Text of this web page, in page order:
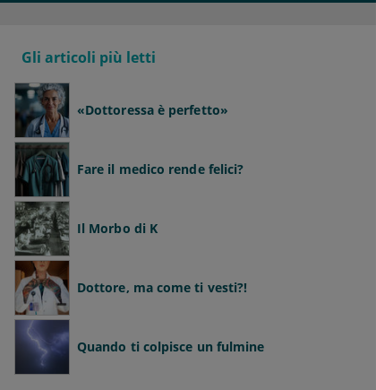
Gli articoli più letti
«Dottoressa è perfetto»
Fare il medico rende felici?
Il Morbo di K
Dottore, ma come ti vesti?!
Quando ti colpisce un fulmine